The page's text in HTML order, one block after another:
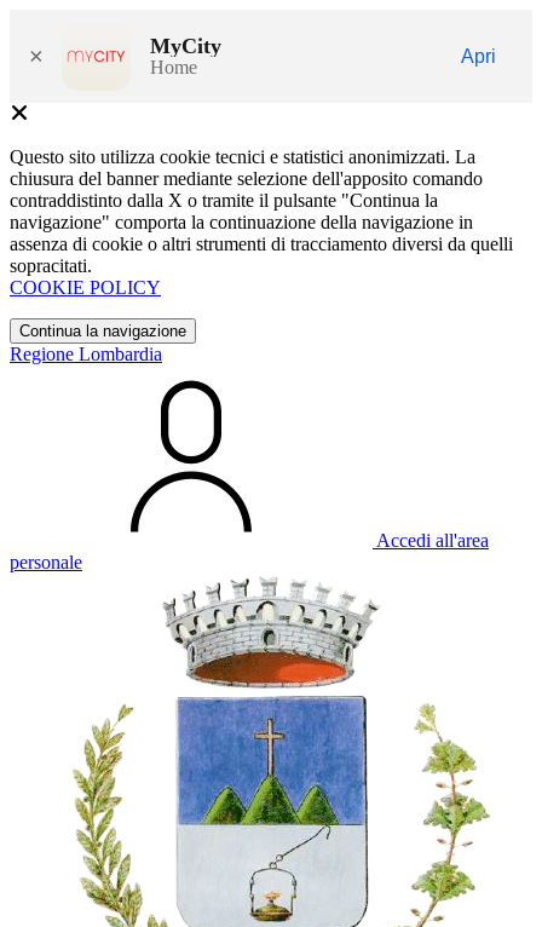
× MyCity
Home
Apri
Questo sito utilizza cookie tecnici e statistici anonimizzati. La
chiusura del banner mediante selezione dell'apposito comando
contraddistinto dalla X o tramite il pulsante "Continua la
navigazione" comporta la continuazione della navigazione in
assenza di cookie o altri strumenti di tracciamento diversi da quelli
sopracitati.
COOKIE POLICY
Continua la navigazione
Regione Lombardia
Accedi all'area
personale